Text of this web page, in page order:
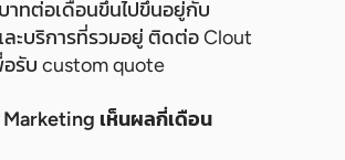
ทต่อเดือนขึ้นไปขึ้นอยู่กับ
ะบริการที่รวมอยู่ ติดต่อ Clout
อรับ custom quote
เห็นผลกี่เดือน